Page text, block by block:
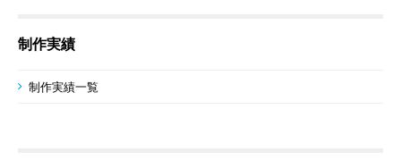
制作実績
制作実績一覧